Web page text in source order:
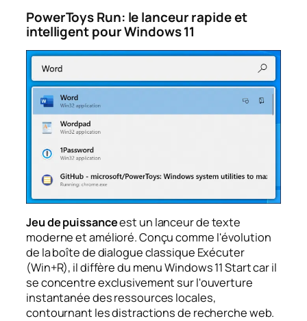
PowerToys Run: le lanceur rapide et
intelligent pour Windows 11
Jeu de puissanceest un lanceur de texte
moderne et amélioré. Conçu comme l'évolution
de la boîte de dialogue classique Exécuter
(Win+R), il diffère du menu Windows 11 Start car il
se concentre exclusivement sur l'ouverture
instantanée des ressources locales,
contournant les distractions de recherche web.